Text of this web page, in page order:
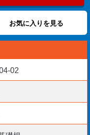
お気に入りを見る
02